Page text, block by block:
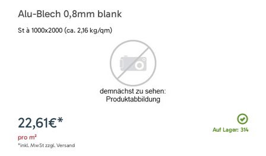
Alu-Blech 0,8mm blank
St à 1000x2000 (ca. 2,16 kg/qm)
Auf Lager: 314
22,61€*
pro m²
*inkl. MwSt zzgl. Versand